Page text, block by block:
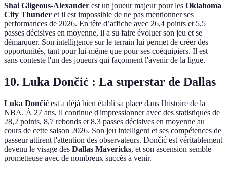
Shai Gilgeous-Alexander est un joueur majeur pour les Oklahoma
City Thunder et il est impossible de ne pas mentionner ses
performances de 2026. En tête d’affiche avec 26,4 points et 5,5
passes décisives en moyenne, il a su faire évoluer son jeu et se
démarquer. Son intelligence sur le terrain lui permet de créer des
opportunités, tant pour lui-même que pour ses coéquipiers. Il est
sans conteste l'un des joueurs qui façonnent l'avenir de la ligue.
10. Luka Dončić : La superstar de Dallas
Luka Dončić est a déjà bien établi sa place dans l'histoire de la
NBA. À 27 ans, il continue d'impressionner avec des statistiques de
28,2 points, 8,7 rebonds et 8,3 passes décisives en moyenne au
cours de cette saison 2026. Son jeu intelligent et ses compétences de
passeur attirent l'attention des observateurs. Dončić est véritablement
devenu le visage des Dallas Mavericks, et son ascension semble
prometteuse avec de nombreux succès à venir.